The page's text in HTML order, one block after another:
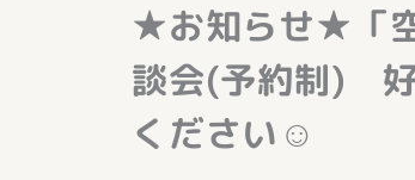
★お知らせ★「
談会(予約制)
ください☺